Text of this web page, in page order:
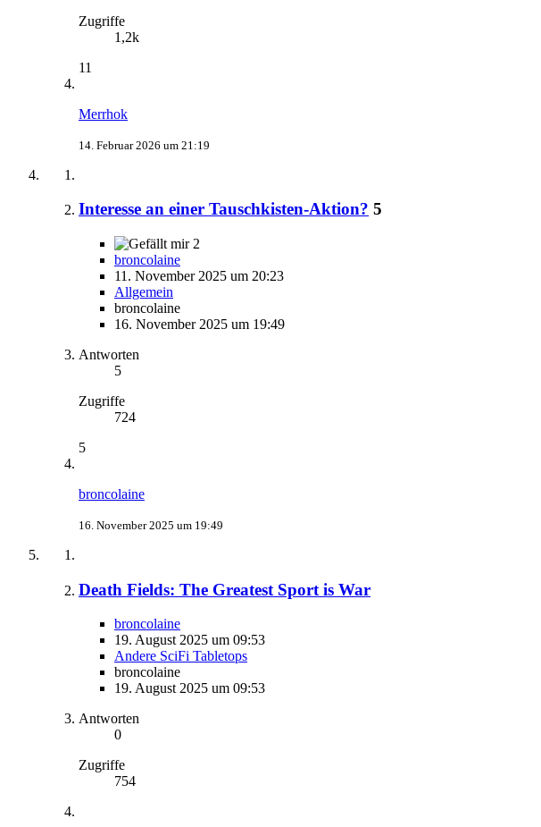
Zugriffe
1,2k
11
Merrhok
14. Februar 2026 um 21:19
Interesse an einer Tauschkisten-Aktion? 5
2
broncolaine
11. November 2025 um 20:23
Allgemein
broncolaine
16. November 2025 um 19:49
Antworten
5
Zugriffe
724
5
broncolaine
16. November 2025 um 19:49
Death Fields: The Greatest Sport is War
broncolaine
19. August 2025 um 09:53
Andere SciFi Tabletops
broncolaine
19. August 2025 um 09:53
Antworten
0
Zugriffe
754